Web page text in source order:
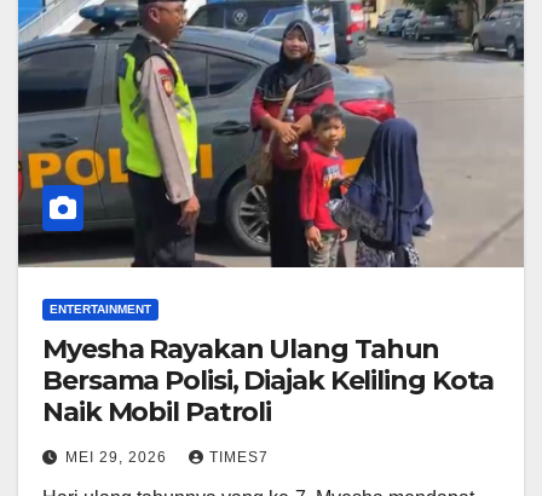
ENTERTAINMENT
Myesha Rayakan Ulang Tahun
Bersama Polisi, Diajak Keliling Kota
Naik Mobil Patroli
MEI 29, 2026 TIMES7